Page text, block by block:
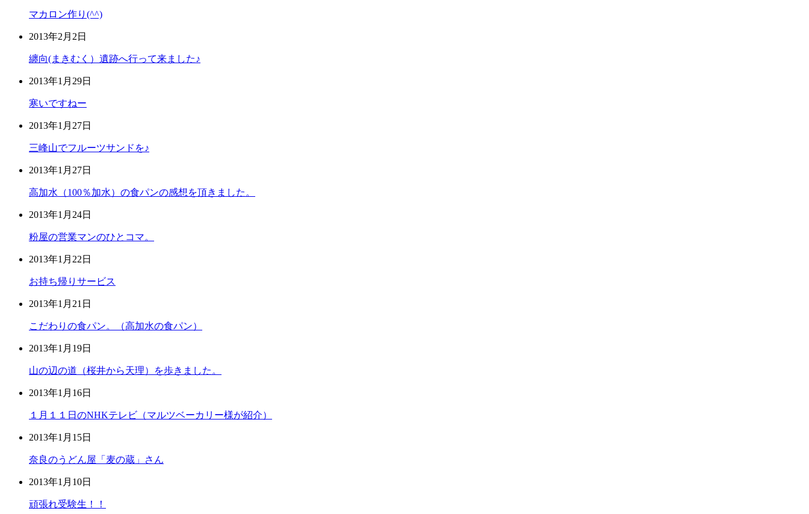
マカロン作り(^^)
2013年2月2日
纏向(まきむく）遺跡へ行って来ました♪
2013年1月29日
寒いですねー
2013年1月27日
三峰山でフルーツサンドを♪
2013年1月27日
高加水（100％加水）の食パンの感想を頂きました。
2013年1月24日
粉屋の営業マンのひとコマ。
2013年1月22日
お持ち帰りサービス
2013年1月21日
こだわりの食パン。（高加水の食パン）
2013年1月19日
山の辺の道（桜井から天理）を歩きました。
2013年1月16日
１月１１日のNHKテレビ（マルツベーカリー様が紹介）
2013年1月15日
奈良のうどん屋「麦の蔵」さん
2013年1月10日
頑張れ受験生！！